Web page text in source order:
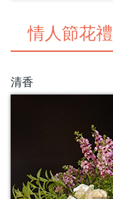
情人節花
清香